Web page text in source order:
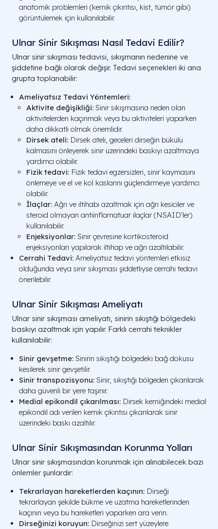
anatomik problemleri (kemik çıkıntısı, kist, tümör gibi)
görüntülemek için kullanılabilir.
Ulnar Sinir Sıkışması Nasıl Tedavi Edilir?
Ulnar sinir sıkışması tedavisi, sıkışmanın nedenine ve
şiddetine bağlı olarak değişir. Tedavi seçenekleri iki ana
grupta toplanabilir:
Ameliyatsız Tedavi Yöntemleri:
Aktivite değişikliği: Sinir sıkışmasına neden olan
aktivitelerden kaçınmak veya bu aktiviteleri yaparken
daha dikkatli olmak önemlidir.
Dirsek ateli: Dirsek ateli, geceleri dirseğin bükülü
kalmasını önleyerek sinir üzerindeki baskıyı azaltmaya
yardımcı olabilir.
Fizik tedavi: Fizik tedavi egzersizleri, sinir kaymasını
önlemeye ve el ve kol kaslarını güçlendirmeye yardımcı
olabilir.
İlaçlar: Ağrı ve iltihabı azaltmak için ağrı kesiciler ve
steroid olmayan antiinflamatuar ilaçlar (NSAID'ler)
kullanılabilir.
Enjeksiyonlar: Sinir çevresine kortikosteroid
enjeksiyonları yapılarak iltihap ve ağrı azaltılabilir.
Cerrahi Tedavi: Ameliyatsız tedavi yöntemleri etkisiz
olduğunda veya sinir sıkışması şiddetliyse cerrahi tedavi
önerilebilir.
Ulnar Sinir Sıkışması Ameliyatı
Ulnar sinir sıkışması ameliyatı, sinirin sıkıştığı bölgedeki
baskıyı azaltmak için yapılır. Farklı cerrahi teknikler
kullanılabilir:
Sinir gevşetme: Sinirin sıkıştığı bölgedeki bağ dokusu
kesilerek sinir gevşetilir.
Sinir transpozisyonu: Sinir, sıkıştığı bölgeden çıkarılarak
daha güvenli bir yere taşınır.
Medial epikondil çıkarılması: Dirsek kemiğindeki medial
epikondil adı verilen kemik çıkıntısı çıkarılarak sinir
üzerindeki baskı azaltılır.
Ulnar Sinir Sıkışmasından Korunma Yolları
Ulnar sinir sıkışmasından korunmak için alınabilecek bazı
önlemler şunlardır:
Tekrarlayan hareketlerden kaçının: Dirseği
tekrarlayan şekilde bükme ve uzatma hareketlerinden
kaçının veya bu hareketleri yaparken ara verin.
Dirseğinizi koruyun: Dirseğinizi sert yüzeylere